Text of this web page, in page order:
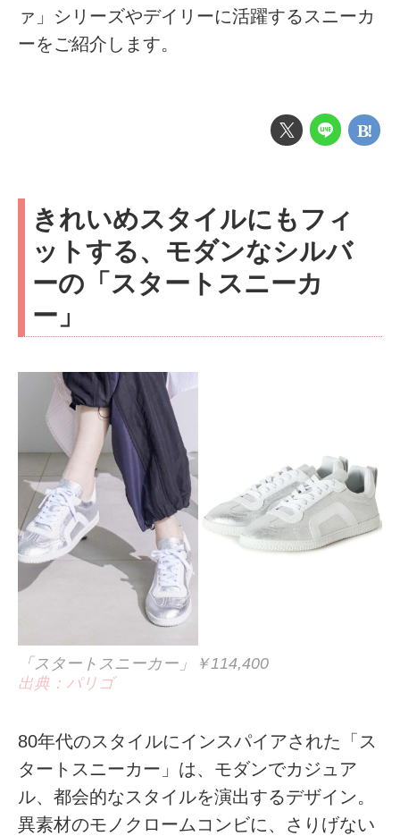
ァ」シリーズやデイリーに活躍するスニーカ
ーをご紹介します。
きれいめスタイルにもフィ
ットする、モダンなシルバ
ーの「スタートスニーカ
ー」
「スタートスニーカー」￥114,400
出典：パリゴ
80年代のスタイルにインスパイアされた「ス
タートスニーカー」は、モダンでカジュア
ル、都会的なスタイルを演出するデザイン。
異素材のモノクロームコンビに、さりげない